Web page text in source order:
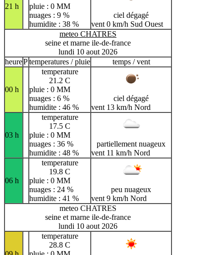
21 h
pluie : 0 MM
nuages : 9 %
humidite : 38 %
ciel dégagé
vent 0 km/h Sud Ouest
meteo CHATRES
seine et marne ile-de-france
lundi 10 aout 2026
heurePtemperatures / pluie temps / vent
00 h
temperature
21.2 C
pluie : 0 MM
nuages : 6 %
humidite : 46 %
ciel dégagé
vent 13 km/h Nord
03 h
temperature
17.5 C
pluie : 0 MM
nuages : 36 %
humidite : 48 %
partiellement nuageux
vent 11 km/h Nord
06 h
temperature
19.8 C
pluie : 0 MM
nuages : 24 %
humidite : 41 %
peu nuageux
vent 9 km/h Nord
meteo CHATRES
seine et marne ile-de-france
lundi 10 aout 2026
temperature
28.8 C